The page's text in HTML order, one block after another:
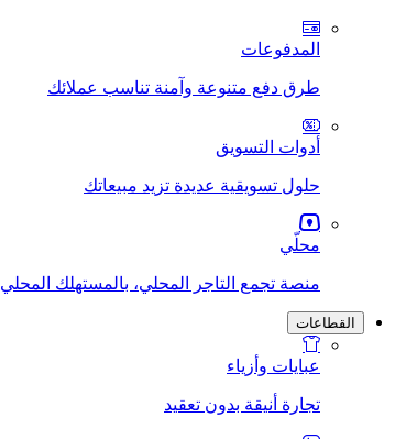
المدفوعات
طرق دفع متنوعة وآمنة تناسب عملائك
أدوات التسويق
حلول تسويقية عديدة تزيد مبيعاتك
محلّي
منصة تجمع التاجر المحلي، بالمستهلك المحلي
القطاعات
عبايات وأزياء
تجارة أنيقة بدون تعقيد